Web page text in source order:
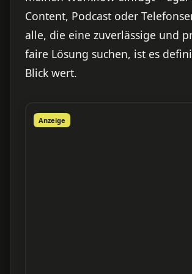
Content, Podcast oder
alle, die eine zuverlässige und
faire Lösung suchen, ist es
Blick wert.
Anzeige